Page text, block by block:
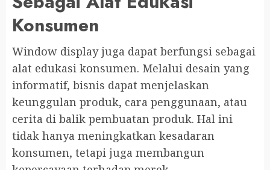
Konsumen
Window display juga dapat berfungsi sebagai
alat edukasi konsumen. Melalui desain yang
informatif, bisnis dapat menjelaskan
keunggulan produk, cara penggunaan, atau
cerita di balik pembuatan produk. Hal ini
tidak hanya meningkatkan kesadaran
konsumen, tetapi juga membangun